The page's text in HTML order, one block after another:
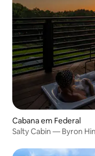
Cabana em Federal
Salty Cabin — Byron